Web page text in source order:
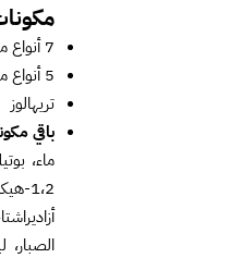
7 أنواع من حمض الهيالورونيك
5 أنواع من السيراميد
تريهالوز
باقي